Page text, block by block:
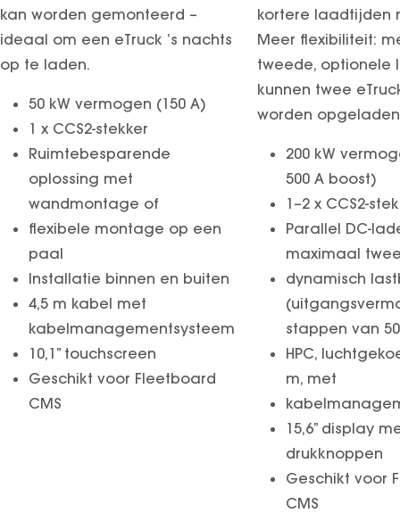
kan worden gemonteerd –
ideaal om een eTruck ’s nachts
op te laden.
50 kW vermogen (150 A)
1 x CCS2-stekker
Ruimtebesparende
oplossing met
wandmontage of
flexibele montage op een
paal
Installatie binnen en buiten
4,5 m kabel met
kabelmanagementsysteem
10,1” touchscreen
Geschikt voor Fleetboard
CMS
kortere laadtijden
Meer flexibiliteit:
tweede, optionele
kunnen twee
worden
200 kW
500 A boost)
1–2 x CCS2-
Parallel DC-
maximaal
dynamisch
stappen van
HPC,
m, met
15,6” display
drukknoppen
Geschikt voor
CMS